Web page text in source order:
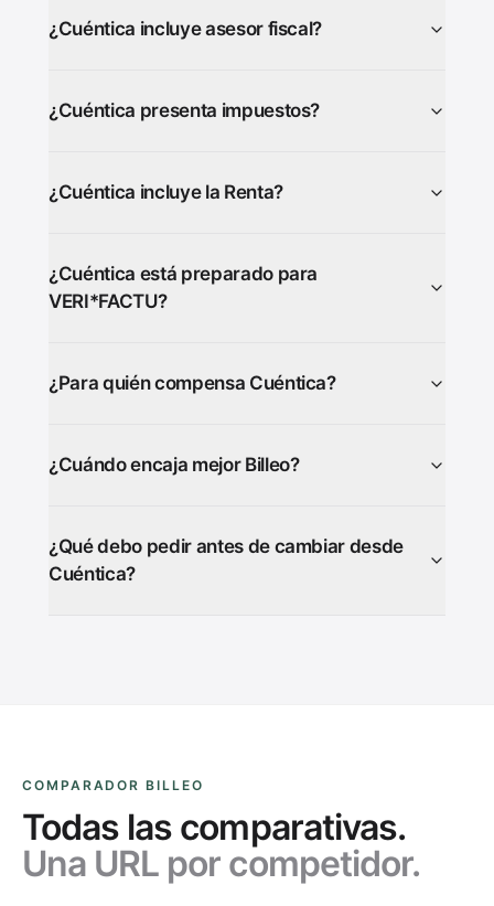
¿Cuéntica incluye asesor fiscal?
¿Cuéntica presenta impuestos?
¿Cuéntica incluye la Renta?
¿Cuéntica está preparado para
VERI*FACTU?
¿Para quién compensa Cuéntica?
¿Cuándo encaja mejor Billeo?
¿Qué debo pedir antes de cambiar desde
Cuéntica?
COMPARADOR BILLEO
Todas las comparativas.
Una URL por competidor.